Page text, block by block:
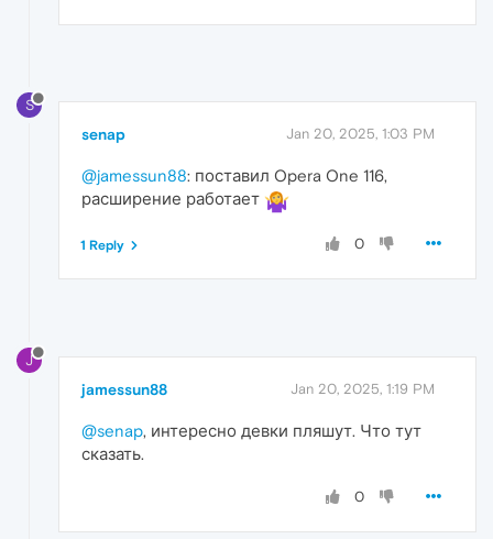
S
senap Jan 20, 2025, 1:03 PM
@jamessun88: поставил Opera One 116,
расширение работает
0
1 Reply
J
jamessun88 Jan 20, 2025, 1:19 PM
@senap, интересно девки пляшут. Что тут
сказать.
0